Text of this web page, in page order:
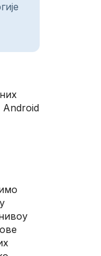
Android